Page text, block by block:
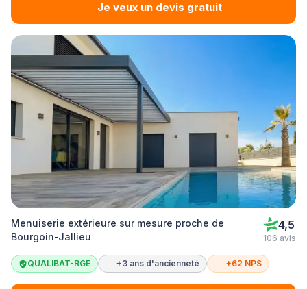
Je veux un devis gratuit
Menuiserie extérieure sur mesure proche de
Bourgoin-Jallieu
4,5
106 avis
QUALIBAT-RGE +3 ans d'ancienneté +62 NPS